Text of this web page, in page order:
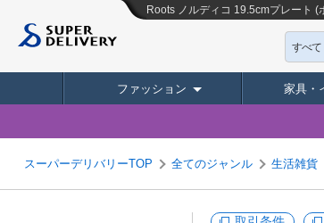
Roots ノルディコ 19.5cmプレート (
すべて
ファッション 家具・
スーパーデリバリーTOP 全てのジャンル 生活雑貨